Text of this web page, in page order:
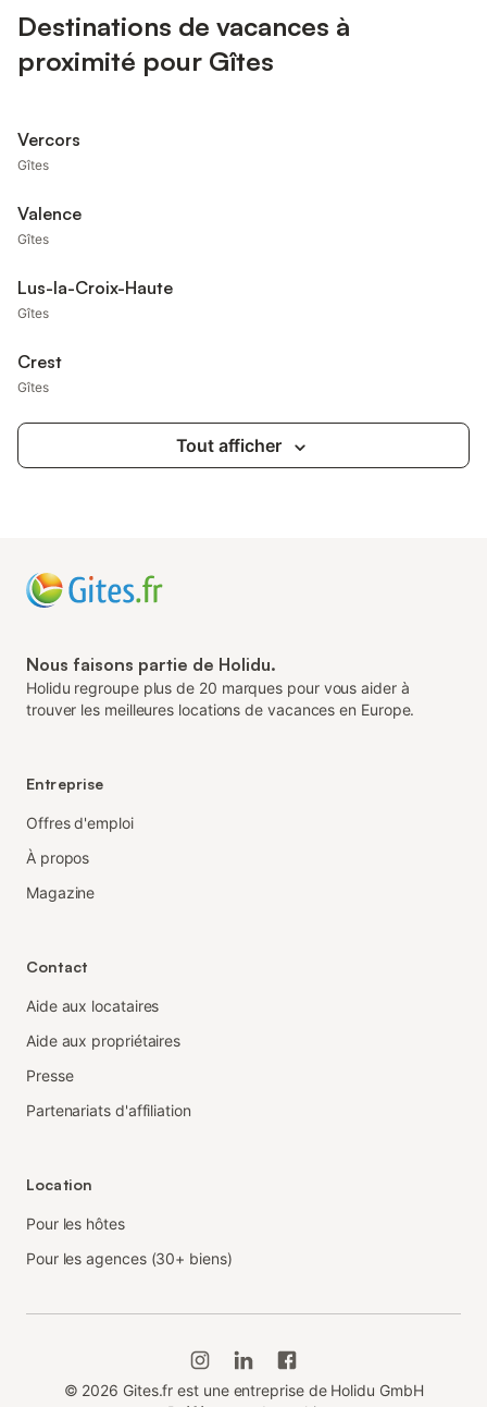
Destinations de vacances à
proximité pour Gîtes
Vercors
Gîtes
Valence
Gîtes
Lus-la-Croix-Haute
Gîtes
Crest
Gîtes
Tout afficher
Nous faisons partie de Holidu.
Holidu regroupe plus de 20 marques pour vous aider à
trouver les meilleures locations de vacances en Europe.
Entreprise
Offres d'emploi
À propos
Magazine
Contact
Aide aux locataires
Aide aux propriétaires
Presse
Partenariats d'affiliation
Location
Pour les hôtes
Pour les agences (30+ biens)
© 2026 Gites.fr est une entreprise de Holidu GmbH